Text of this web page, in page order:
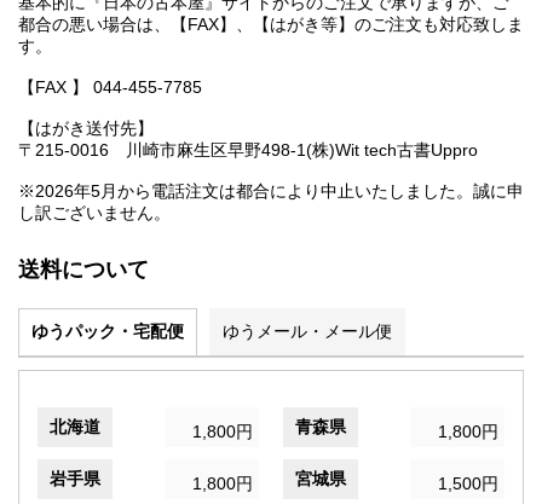
都合の悪い場合は、【FAX】、【はがき等】のご注文も対応致しま
す。
【FAX 】 044-455-7785
【はがき送付先】
〒215-0016 川崎市麻生区早野498-1(株)Wit tech古書Uppro
※2026年5月から電話注文は都合により中止いたしました。誠に申
し訳ございません。
送料について
ゆうパック・宅配便 ゆうメール・メール便
北海道 1,800円 青森県 1,800円
岩手県 1,800円 宮城県 1,500円